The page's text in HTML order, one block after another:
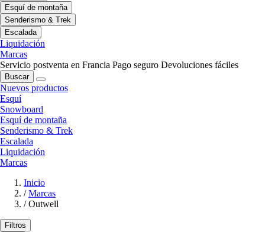
Esquí de montaña
Senderismo & Trek
Escalada
Liquidación
Marcas
Servicio postventa en Francia Pago seguro Devoluciones fáciles
Buscar
Nuevos productos
Esquí
Snowboard
Esquí de montaña
Senderismo & Trek
Escalada
Liquidación
Marcas
Inicio
/ Marcas
/ Outwell
Filtros